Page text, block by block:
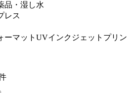
品・湿し水
レス
ーマットUVインクジェットプリン